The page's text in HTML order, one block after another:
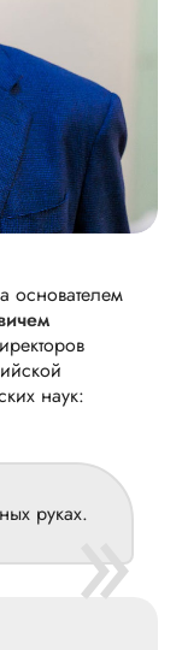
основателем
наук:
руках.»